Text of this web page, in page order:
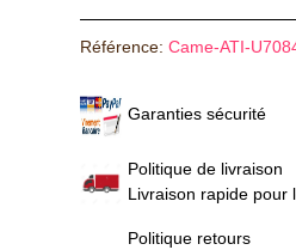
Référence: Came-ATI-
Garanties sécurité
Politique de livraison
Livraison rapide pour
Politique retours